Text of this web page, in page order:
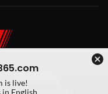
voorwaarden
is live!
English.